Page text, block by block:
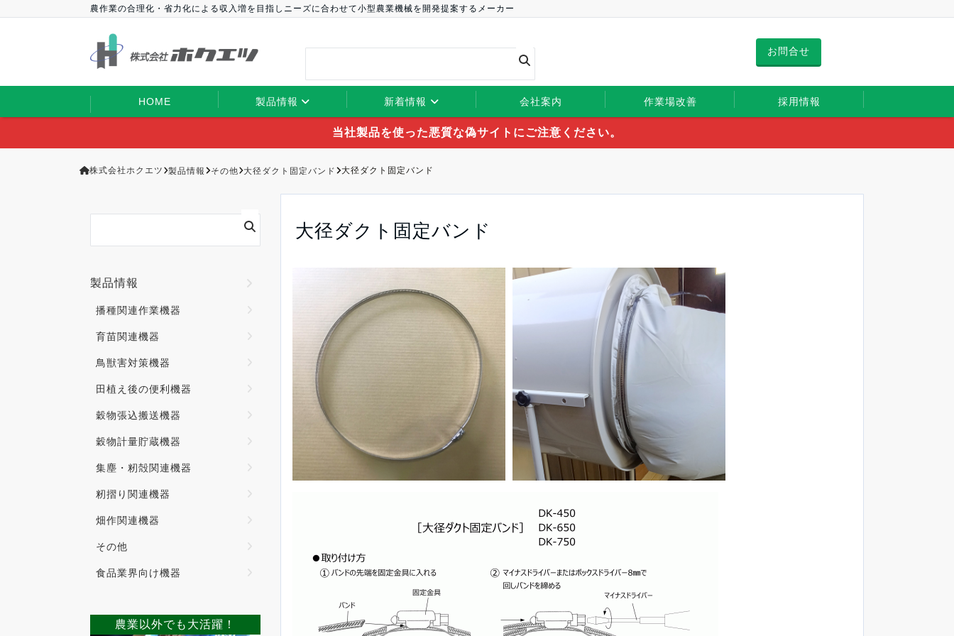
農作業の合理化・省力化による収入増を目指しニーズに合わせて小型農業機械を開発提案するメーカー
お問合せ
HOME 製品情報 新着情報 会社案内 作業場改善 採用情報
当社製品を使った悪質な偽サイトにご注意ください。
株式会社ホクエツ 製品情報 その他 大径ダクト固定バンド 大径ダクト固定バンド
大径ダクト固定バンド
製品情報
播種関連作業機器
育苗関連機器
鳥獣害対策機器
田植え後の便利機器
穀物張込搬送機器
穀物計量貯蔵機器
集塵・籾殻関連機器
籾摺り関連機器
畑作関連機器
その他
食品業界向け機器
農業以外でも大活躍！